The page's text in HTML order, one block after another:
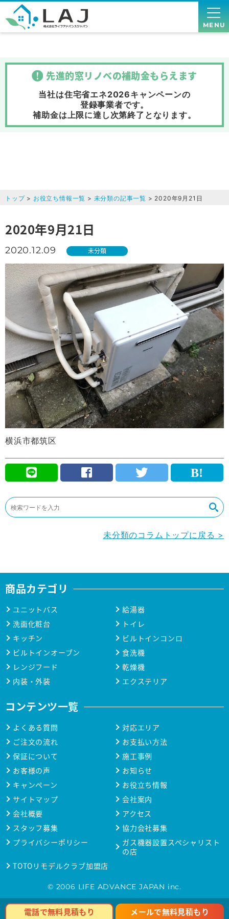
MENU
先進的窓リノベの補助金もらえます
当社は住宅省エネ2026キャンペーンの
登録事業者です。
補助金は上限に達し次第終了 となります。
トップ> お役立ち情報一覧 > 未分類の記事一覧 > 2020年9月21日
2020年9月21日
2020.12.09 未分類
横浜市都筑区
未分類のコラムトップに戻る >
商品カテゴリ
ユニットバス
給湯器
洗面化粧台
トイレ
キッチン
ビルトインコンロ
ビルトインオーブン
食洗機
レンジフード
乾燥機
内装・外装
エクステリア
コンテンツ一覧
よくある質問
対応エリア
ご注文の流れ
お支払い方法
保証について
施工事例
お客様の声
お知らせ
キャンペーン
お役立ち情報
サイトマップ
会社案内
会社概要
アクセス
スタッフ募集
協力会社募集
プライバシーポリシー
ガス機器設置スペシャリスト
の店
TOTOリモデルクラブ加盟店
© 2006 LIFE ADVANCE JAPAN inc.
電話で無料見積もり メールで無料見積もり